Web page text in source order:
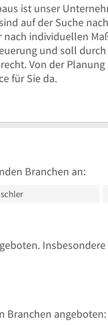
ist unser
auf der Suche
individuellen
und soll
Von der
für Sie da.
Branchen an:
Branchen angeboten: